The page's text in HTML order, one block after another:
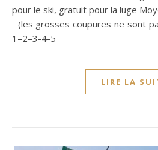
pour le ski, gratuit pour la luge
(les grosses coupures ne sont
1–2–3-4-5
LIRE LA